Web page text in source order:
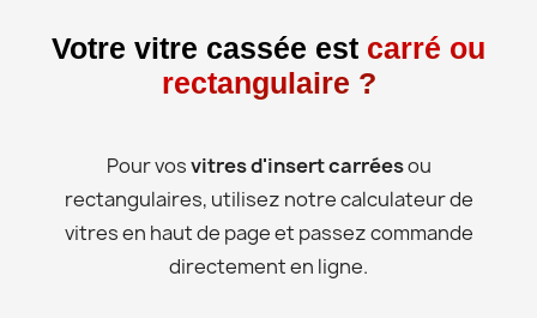
Votre vitre cassée est carré ou
rectangulaire ?
Pour vosvitres d'insert carréesou
rectangulaires, utilisez notre calculateur de
vitres en haut de page et passez commande
directement en ligne.